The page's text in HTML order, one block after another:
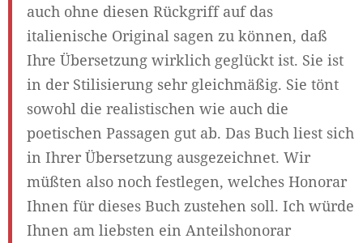
auch ohne diesen Rückgriff auf das
italienische Original sagen zu können, daß
Ihre Übersetzung wirklich geglückt ist. Sie ist
in der Stilisierung sehr gleichmäßig. Sie tönt
sowohl die realistischen wie auch die
poetischen Passagen gut ab. Das Buch liest sich
in Ihrer Übersetzung ausgezeichnet. Wir
müßten also noch festlegen, welches Honorar
Ihnen für dieses Buch zustehen soll. Ich würde
Ihnen am liebsten ein Anteilshonorar